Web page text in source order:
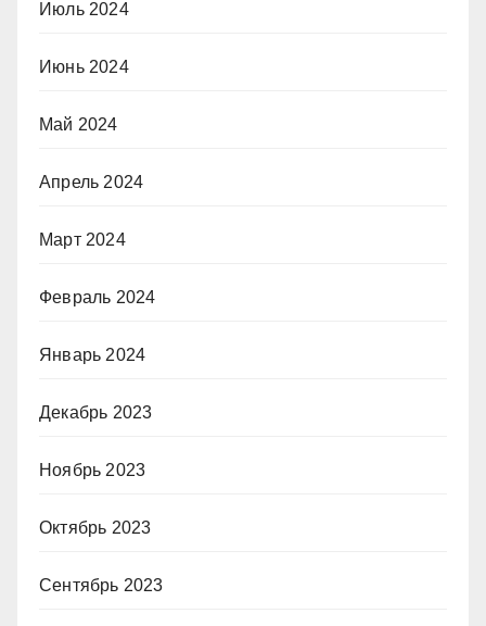
Июль 2024
Июнь 2024
Май 2024
Апрель 2024
Март 2024
Февраль 2024
Январь 2024
Декабрь 2023
Ноябрь 2023
Октябрь 2023
Сентябрь 2023